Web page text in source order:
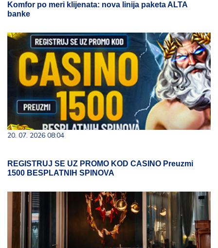
Komfor po meri klijenata: nova linija paketa ALTA
banke
20. 07. 2026 08:04
REGISTRUJ SE UZ PROMO KOD CASINO Preuzmi
1500 BESPLATNIH SPINOVA